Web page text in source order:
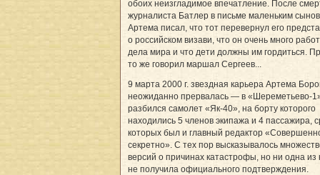
обоих неизгладимое впечатление. После
журналиста Батлер в письме маленьким
Артема писал, что тот перевернул его
о российском визави, что он очень много
дела мира и что дети должны им гордиться.
то же говорил маршал Сергеев...
9 марта 2000 г. звездная карьера Артема
неожиданно прервалась — в «Шереметьево-
разбился самолет «Як-40», на борту которого
находились 5 членов экипажа и 4 пассажира,
которых был и главный редактор
секретно». С тех пор высказывалось
версий о причинах катастрофы, но ни одна из
не получила официального подтверждения.